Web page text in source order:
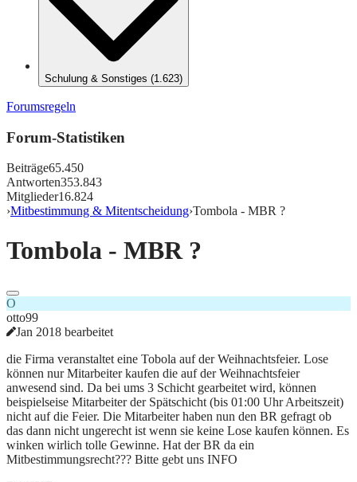
Schulung & Sonstiges (1.623)
Forumsregeln
Forum-Statistiken
Beiträge65.450
Antworten353.843
Mitglieder16.824
›Mitbestimmung & Mitentscheidung›Tombola - MBR ?
Tombola - MBR ?
O
otto99
Jan 2018 bearbeitet
die Firma veranstaltet eine Tobola auf der Weihnachtsfeier. Lose
können nur Mitarbeiter kaufen die auf der Weihnachtsfeier
anwesend sind. Da bei ums 3 Schicht gearbeitet wird, können
beispielseise Mitarbeiter der Spätschicht (bis 01:00 Uhr Arbeitszeit)
nicht auf die Feier. Die Mitarbeiter haben nun den BR gefragt ob
das dann nicht ungerecht ist wenn sie keine Lose kaufen können. Es
winken wirlich tolle Gewinne. Hat der BR da ein
Mitbestimmungsrecht??? Bitte gebt uns INFO